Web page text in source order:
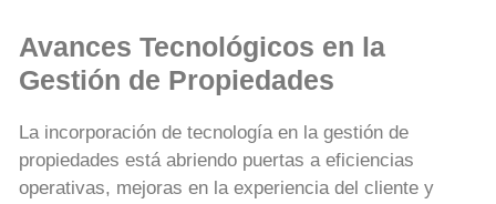
Avances Tecnológicos en la
Gestión de Propiedades
La incorporación de tecnología en la gestión de
propiedades está abriendo puertas a eficiencias
operativas, mejoras en la experiencia del cliente y